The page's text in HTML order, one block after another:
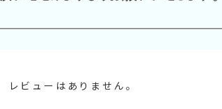
レビューはありません。